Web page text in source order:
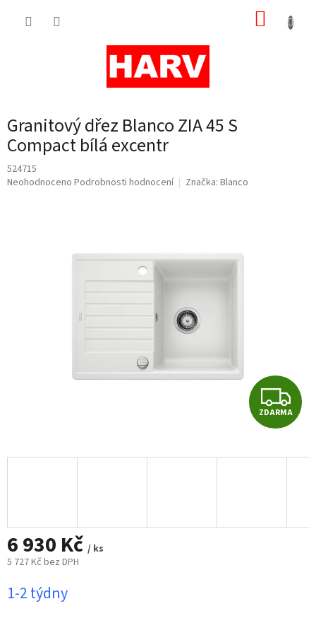
Granitový dřez Blanco ZIA 45 S
Compact bílá excentr
524715
Průměrné
Neohodnoceno Podrobnosti hodnocení Značka: Blanco
Z
D
A
ZDARMA
6 930 Kč / ks
5 727 Kč bez DPH
cena:
1-2 týdny